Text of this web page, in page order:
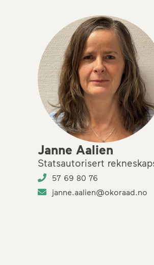
Janne Aalien
Statsautorisert
57 69 80 76
janne.aalien@okoraad.no